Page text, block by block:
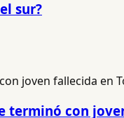
sur?
terminó con